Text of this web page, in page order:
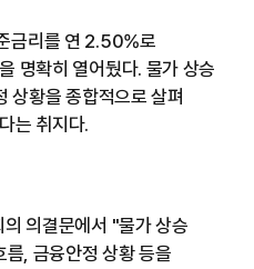
금리를 연 2.50%로
명확히 열어뒀다. 물가 상승
상황을 종합적으로 살펴
는 취지다.
의결문에서 "물가 상승
름, 금융안정 상황 등을